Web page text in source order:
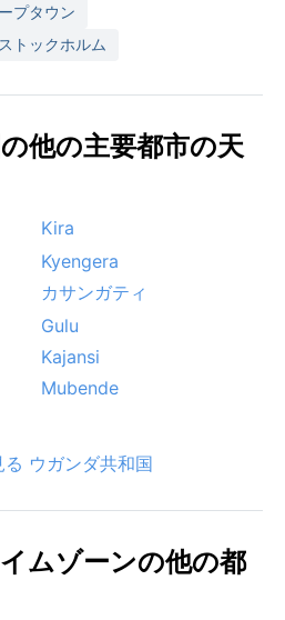
タウン
ックホルム
他の主要都市の天
Kira
Kyengera
カサンガティ
Gulu
Kajansi
Mubende
ウガンダ共和国
ムゾーンの他の都